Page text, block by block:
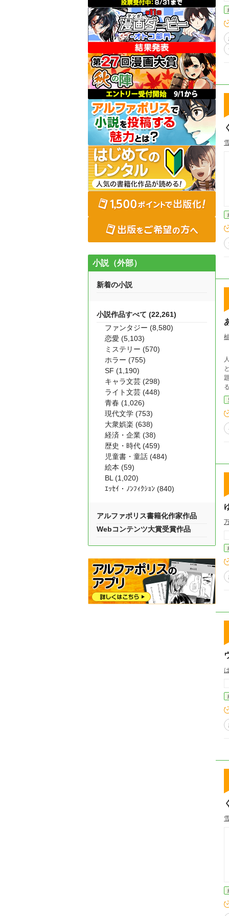
る
小説（外部）
新着の小説
小説作品すべて (22,261)
ファンタジー (8,580)
恋愛 (5,103)
ミステリー (570)
ホラー (755)
SF (1,190)
キャラ文芸 (298)
ライト文芸 (448)
青春 (1,026)
現代文学 (753)
大衆娯楽 (638)
経済・企業 (38)
歴史・時代 (459)
児童書・童話 (484)
絵本 (59)
BL (1,020)
ｴｯｾｲ・ﾉﾝﾌｨｸｼｮﾝ (840)
アルファポリス書籍化作家作品
Webコンテンツ大賞受賞作品